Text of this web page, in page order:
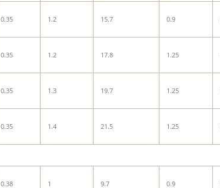
0.35 1.2 15.7 0.9
0.35 1.2 17.8 1.25
0.35 1.3 19.7 1.25
0.35 1.4 21.5 1.25
0.38 1 9.7 0.9